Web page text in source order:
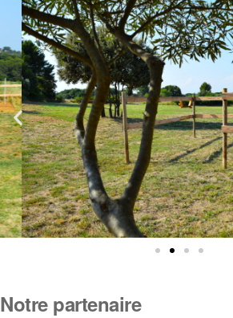
Notre partenaire